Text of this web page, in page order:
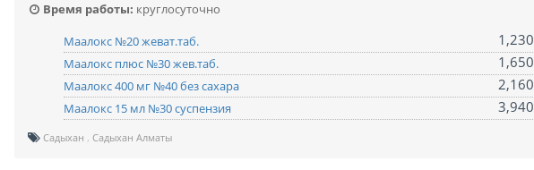
Время работы: круглосуточно
Маалокс №20 жеват.таб.
1,230
Маалокс плюс №30 жев.таб.
1,650
Маалокс 400 мг №40 без сахара
2,160
Маалокс 15 мл №30 суспензия
3,940
Садыхан Садыхан Алматы